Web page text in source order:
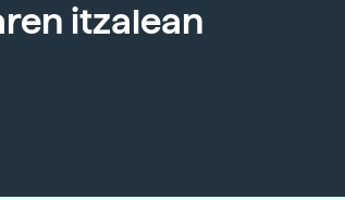
itzalean